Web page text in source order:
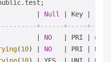
Type
Null Key
+------+-----
NO PRI
(10) NO PRI
NULL